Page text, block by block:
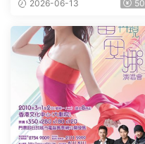
HBO][TS/20.33 GiB]
2026-06-13 50